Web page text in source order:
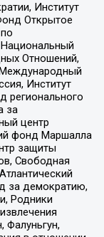
Институт
Открытое
Отношений,
Международный
Институт
регионального
за
центр
фонд Маршалла
защиты
Свободная
за демократию,
Родники
Фалуньгун,